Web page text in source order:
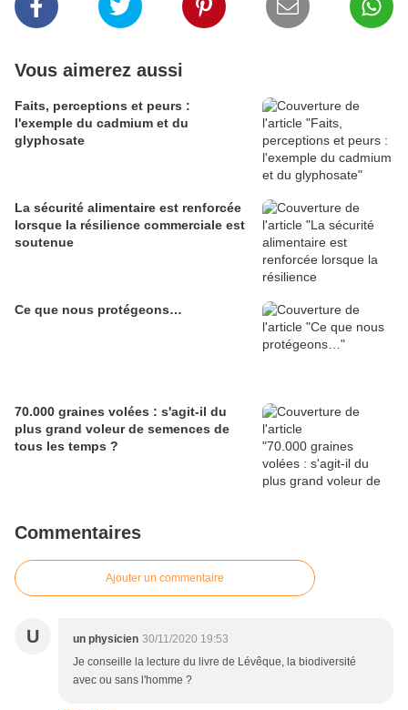
Vous aimerez aussi
Faits, perceptions et peurs :
l'exemple du cadmium et du
glyphosate
La sécurité alimentaire est renforcée
lorsque la résilience commerciale est
soutenue
Ce que nous protégeons…
70.000 graines volées : s'agit-il du
plus grand voleur de semences de
tous les temps ?
Commentaires
Ajouter un commentaire
U un physicien 30/11/2020 19:53
Je conseille la lecture du livre de Lévêque, la biodiversité
avec ou sans l'homme ?